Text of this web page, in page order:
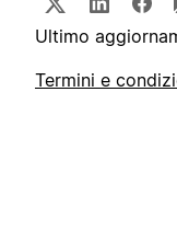
Ultimo
Termini e